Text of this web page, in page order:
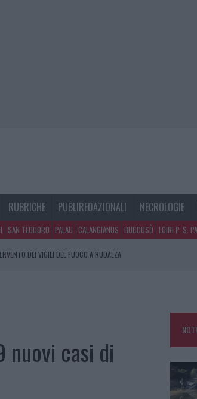
RUBRICHE PUBLIREDAZIONALI NECROLOGIE
SAN TEODORO PALAU CALANGIANUS BUDDUSÒ LOIRI P. S.
DEI VIGILI DEL FUOCO A RUDALZA
nuovi casi di